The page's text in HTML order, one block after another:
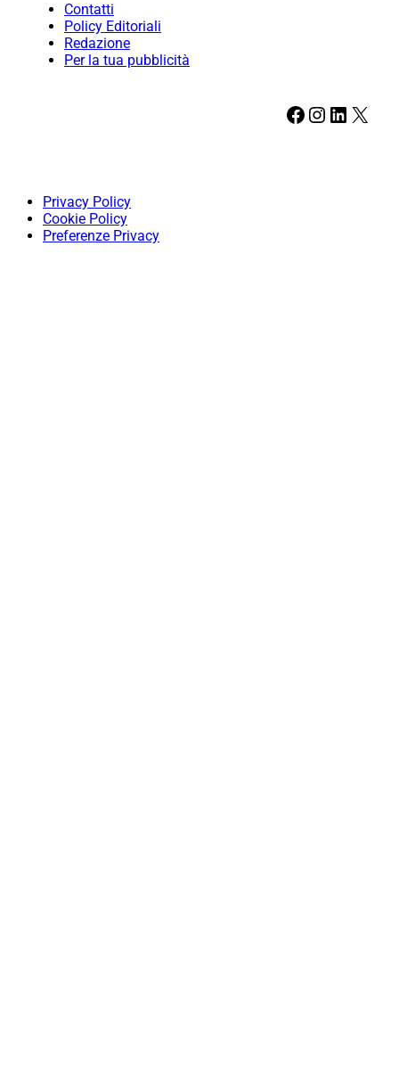
Contatti
Policy Editoriali
Redazione
Per la tua pubblicità
Facebook Instagram LinkedIn X
Privacy Policy
Cookie Policy
Preferenze Privacy